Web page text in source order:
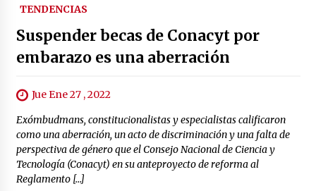
TENDENCIAS
Suspender becas de Conacyt por
embarazo es una aberración
Jue Ene 27 , 2022
Exómbudmans, constitucionalistas y especialistas calificaron
como una aberración, un acto de discriminación y una falta de
perspectiva de género que el Consejo Nacional de Ciencia y
Tecnología (Conacyt) en su anteproyecto de reforma al
Reglamento […]